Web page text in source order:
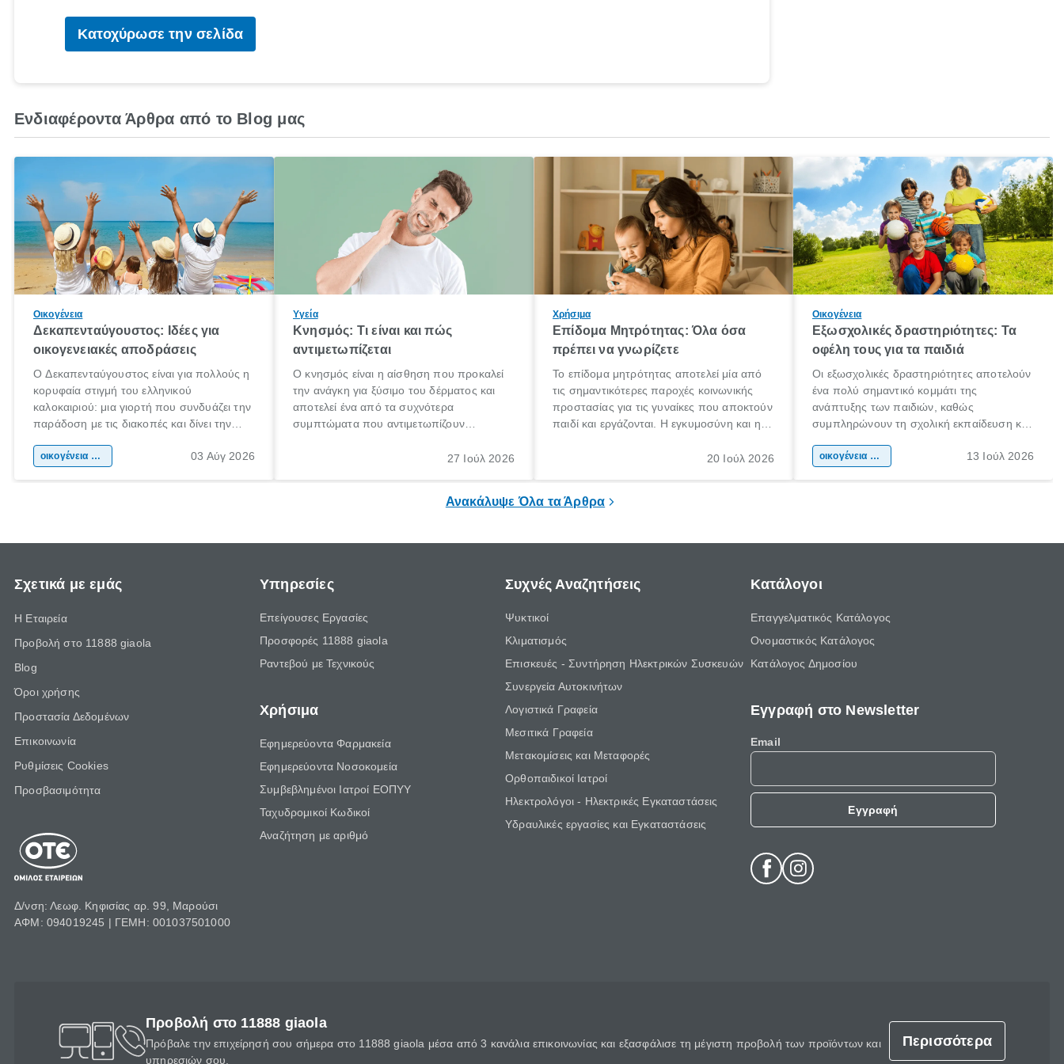
Κατοχύρωσε την σελίδα
Ενδιαφέροντα Άρθρα από το Blog μας
Οικογένεια
Δεκαπενταύγουστος: Ιδέες για
οικογενειακές αποδράσεις
Ο Δεκαπενταύγουστος είναι για πολλούς η
κορυφαία στιγμή του ελληνικού
καλοκαιριού: μια γιορτή που συνδυάζει την
παράδοση με τις διακοπές και δίνει την
χώρας. Είτε πρόκειται για λίγες μέρες
οικογένεια & παιδί 03 Αύγ 2026
Υγεία
Κνησμός: Τι είναι και πώς
αντιμετωπίζεται
Ο κνησμός είναι η αίσθηση που προκαλεί
την ανάγκη για ξύσιμο του δέρματος και
αποτελεί ένα από τα συχνότερα
συμπτώματα που αντιμετωπίζουν
πληροφορίες για το «κνησμός τι είναι»,
27 Ιούλ 2026
Χρήσιμα
Επίδομα Μητρότητας: Όλα όσα
πρέπει να γνωρίζετε
Το επίδομα μητρότητας αποτελεί μία από
τις σημαντικότερες παροχές κοινωνικής
προστασίας για τις γυναίκες που αποκτούν
παιδί και εργάζονται. Η εγκυμοσύνη και η
σημαντική περίοδος στη ζωή κάθε20 Ιούλ 2026
Οικογένεια
Εξωσχολικές δραστηριότητες: Τα
οφέλη τους για τα παιδιά
Οι εξωσχολικές δραστηριότητες αποτελούν
ένα πολύ σημαντικό κομμάτι της
ανάπτυξης των παιδιών, καθώς
συμπληρώνουν τη σχολική εκπαίδευση και
της προσωπικότητας, της κοινωνικότητας
οικογένεια & παιδί 13 Ιούλ 2026
Ανακάλυψε Όλα τα Άρθρα
Σχετικά με εμάς
Η Εταιρεία
Προβολή στο 11888 giaola
Blog
Όροι χρήσης
Προστασία Δεδομένων
Επικοινωνία
Ρυθμίσεις Cookies
Προσβασιμότητα
Δ/νση: Λεωφ. Κηφισίας αρ. 99, Μαρούσι
ΑΦΜ: 094019245 | ΓΕΜΗ: 001037501000
Υπηρεσίες
Επείγουσες Εργασίες
Προσφορές 11888 giaola
Ραντεβού με Τεχνικούς
Χρήσιμα
Εφημερεύοντα Φαρμακεία
Εφημερεύοντα Νοσοκομεία
Συμβεβλημένοι Ιατροί ΕΟΠΥΥ
Ταχυδρομικοί Κωδικοί
Αναζήτηση με αριθμό
Συχνές Αναζητήσεις
Ψυκτικοί
Κλιματισμός
Επισκευές - Συντήρηση Ηλεκτρικών Συσκευών
Συνεργεία Αυτοκινήτων
Λογιστικά Γραφεία
Μεσιτικά Γραφεία
Μετακομίσεις και Μεταφορές
Ορθοπαιδικοί Ιατροί
Ηλεκτρολόγοι - Ηλεκτρικές Εγκαταστάσεις
Υδραυλικές εργασίες και Εγκαταστάσεις
Κατάλογοι
Επαγγελματικός Κατάλογος
Ονομαστικός Κατάλογος
Κατάλογος Δημοσίου
Εγγραφή στο Newsletter
Email
Εγγραφή
Προβολή στο 11888 giaola
Πρόβαλε την επιχείρησή σου σήμερα στο 11888 giaola μέσα από 3 κανάλια επικοινωνίας και εξασφάλισε τη μέγιστη προβολή των προϊόντων και
υπηρεσιών σου.
Περισσότερα